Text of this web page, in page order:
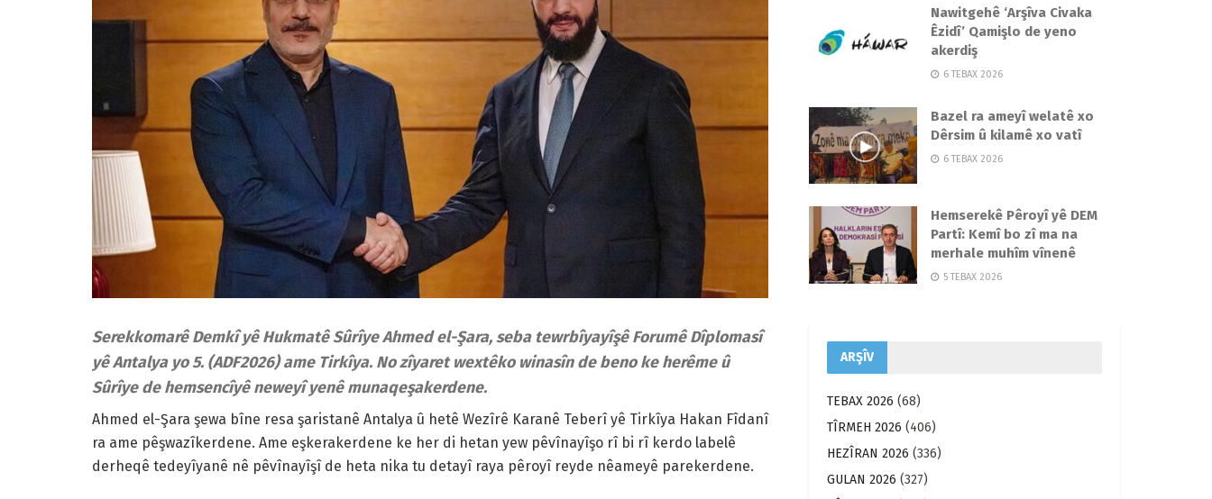
Serekkomarê Demkî yê Hukmatê Sûrîye Ahmed el-Şara, seba tewrbîyayîşê Forumê Dîplomasî
yê Antalya yo 5. (ADF2026) ame Tirkîya. No zîyaret wextêko winasîn de beno ke herême û
Sûrîye de hemsencîyê neweyî yenê munaqeşakerdene.
Ahmed el-Şara şewa bîne resa şaristanê Antalya û hetê Wezîrê Karanê Teberî yê Tirkîya Hakan Fîdanî
ra ame pêşwazîkerdene. Ame eşkerakerdene ke her di hetan yew pêvînayîşo rî bi rî kerdo labelê
derheqê tedeyîyanê nê pêvînayîşî de heta nika tu detayî raya pêroyî reyde nêameyê parekerdene.
Nawitgehê ‘Arşîva Civaka
Êzidî’ Qamişlo de yeno
akerdiş
6 TEBAX 2026
Bazel ra ameyî welatê xo
Dêrsim û kilamê xo vatî
6 TEBAX 2026
Hemserekê Pêroyî yê DEM
Partî: Kemî bo zî ma na
merhale muhîm vînenê
5 TEBAX 2026
ARŞÎV
TEBAX 2026 (68)
TÎRMEH 2026 (406)
HEZÎRAN 2026 (336)
GULAN 2026 (327)